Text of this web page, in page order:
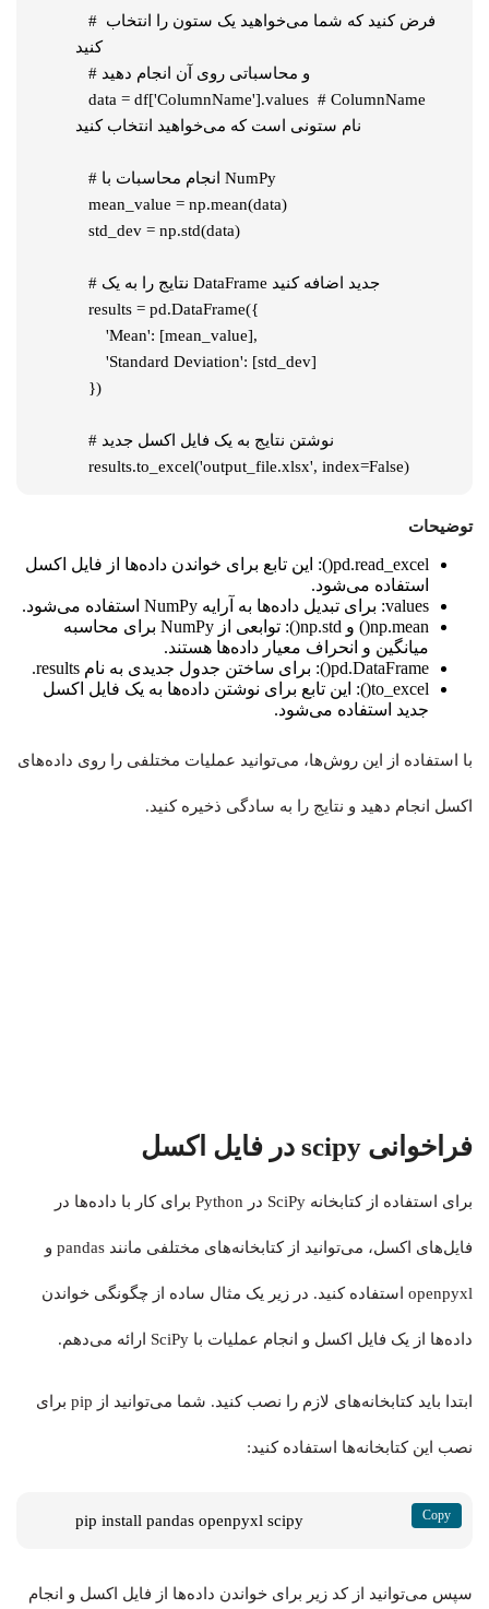
کنید
نام ستونی است که می‌خواهید انتخاب کنید
   results.to_excel('output_file.xlsx', index=False)
توضیحات
pd.read_excel()
: این تابع برای خواندن داده‌ها از فایل اکسل
استفاده می‌شود.
values: برای تبدیل داده‌ها به آرایه NumPy استفاده می‌شود.
np.mean()
و np.std()
: توابعی از NumPy برای محاسبه
میانگین و انحراف معیار داده‌ها هستند.
pd.DataFrame()
: برای ساختن جدول جدیدی به نام results.
to_excel()
: این تابع برای نوشتن داده‌ها به یک فایل اکسل
جدید استفاده می‌شود.
با استفاده از این روش‌ها، می‌توانید عملیات مختلفی را روی داده‌های
اکسل انجام دهید و نتایج را به سادگی ذخیره کنید.
فراخوانی scipy در فایل اکسل
برای استفاده از کتابخانه SciPy در Python برای کار با داده‌ها در
فایل‌های اکسل، می‌توانید از کتابخانه‌های مختلفی مانند pandas و
openpyxl استفاده کنید. در زیر یک مثال ساده از چگونگی خواندن
داده‌ها از یک فایل اکسل و انجام عملیات با SciPy ارائه می‌دهم.
ابتدا باید کتابخانه‌های لازم را نصب کنید. شما می‌توانید از pip برای
نصب این کتابخانه‌ها استفاده کنید:
pip install pandas openpyxl scipy
سپس می‌توانید از کد زیر برای خواندن داده‌ها از فایل اکسل و انجام